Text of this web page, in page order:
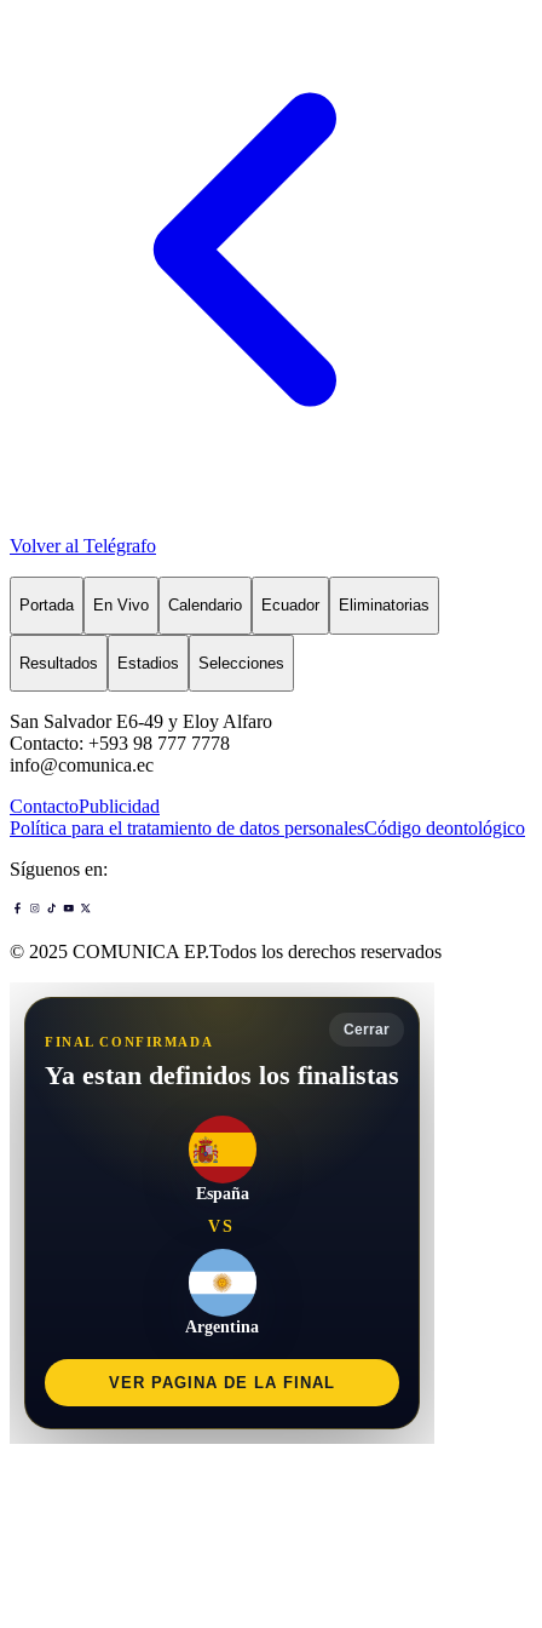
Volver al Telégrafo
Portada En Vivo Calendario Ecuador Eliminatorias
Resultados Estadios Selecciones
San Salvador E6-49 y Eloy Alfaro
Contacto: +593 98 777 7778
info@comunica.ec
ContactoPublicidad
Política para el tratamiento de datos personalesCódigo deontológico
Síguenos en:
© 2025 COMUNICA EP.Todos los derechos reservados
Cerrar
FINAL CONFIRMADA
Ya estan definidos los finalistas
España
VS
Argentina
VER PAGINA DE LA FINAL